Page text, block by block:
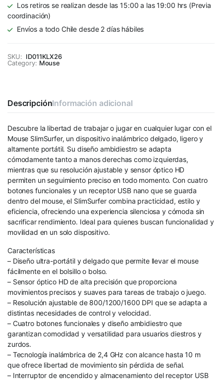
Los retiros se realizan desde las 15:00 a las 19:00 hrs (Previa
coordinación)
Envíos a todo Chile desde 2 días hábiles
SKU: ID011KLX26
Category: Mouse
DescripciónInformación adicional
Descubre la libertad de trabajar o jugar en cualquier lugar con el
Mouse SlimSurfer, un dispositivo inalámbrico delgado, ligero y
altamente portátil. Su diseño ambidiestro se adapta
cómodamente tanto a manos derechas como izquierdas,
mientras que su resolución ajustable y sensor óptico HD
permiten un seguimiento preciso en todo momento. Con cuatro
botones funcionales y un receptor USB nano que se guarda
dentro del mouse, el SlimSurfer combina practicidad, estilo y
eficiencia, ofreciendo una experiencia silenciosa y cómoda sin
sacrificar rendimiento. Ideal para quienes buscan funcionalidad y
movilidad en un solo dispositivo.
Características
– Diseño ultra-portátil y delgado que permite llevar el mouse
fácilmente en el bolsillo o bolso.
– Sensor óptico HD de alta precisión que proporciona
movimientos precisos y suaves para tareas de trabajo o juego.
– Resolución ajustable de 800/1200/1600 DPI que se adapta a
distintas necesidades de control y velocidad.
– Cuatro botones funcionales y diseño ambidiestro que
garantizan comodidad y versatilidad para usuarios diestros y
zurdos.
– Tecnología inalámbrica de 2,4 GHz con alcance hasta 10 m
que ofrece libertad de movimiento sin pérdida de señal.
– Interruptor de encendido y almacenamiento del receptor USB